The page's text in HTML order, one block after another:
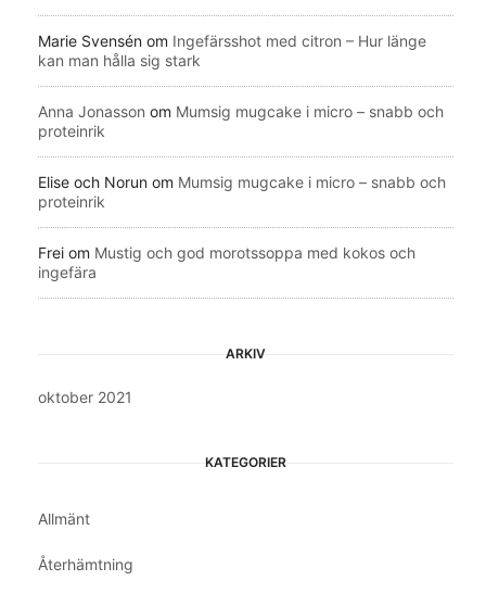
Marie Svensén om Ingefärsshot med citron – Hur länge
kan man hålla sig stark
Anna Jonasson om Mumsig mugcake i micro – snabb och
proteinrik
Elise och Norun om Mumsig mugcake i micro – snabb och
proteinrik
Frei om Mustig och god morotssoppa med kokos och
ingefära
ARKIV
oktober 2021
KATEGORIER
Allmänt
Återhämtning